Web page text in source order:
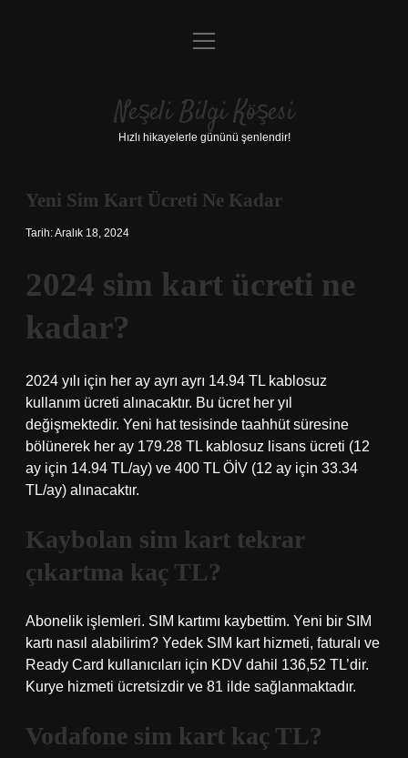
Anasayfa
Yasal Uyarı
menüyü
Neşeli Bilgi Köşesi
Hızlı hikayelerle gününü şenlendir!
Yeni Sim Kart Ücreti Ne Kadar
Tarih: Aralık 18, 2024
2024 sim kart ücreti ne
kadar?
2024 yılı için her ay ayrı ayrı 14.94 TL kablosuz
kullanım ücreti alınacaktır. Bu ücret her yıl
değişmektedir. Yeni hat tesisinde taahhüt süresine
bölünerek her ay 179.28 TL kablosuz lisans ücreti (12
ay için 14.94 TL/ay) ve 400 TL ÖİV (12 ay için 33.34
TL/ay) alınacaktır.
Kaybolan sim kart tekrar
çıkartma kaç TL?
Abonelik işlemleri. SIM kartımı kaybettim. Yeni bir SIM
kartı nasıl alabilirim? Yedek SIM kart hizmeti, faturalı ve
Ready Card kullanıcıları için KDV dahil 136,52 TL’dir.
Kurye hizmeti ücretsizdir ve 81 ilde sağlanmaktadır.
Vodafone sim kart kaç TL?